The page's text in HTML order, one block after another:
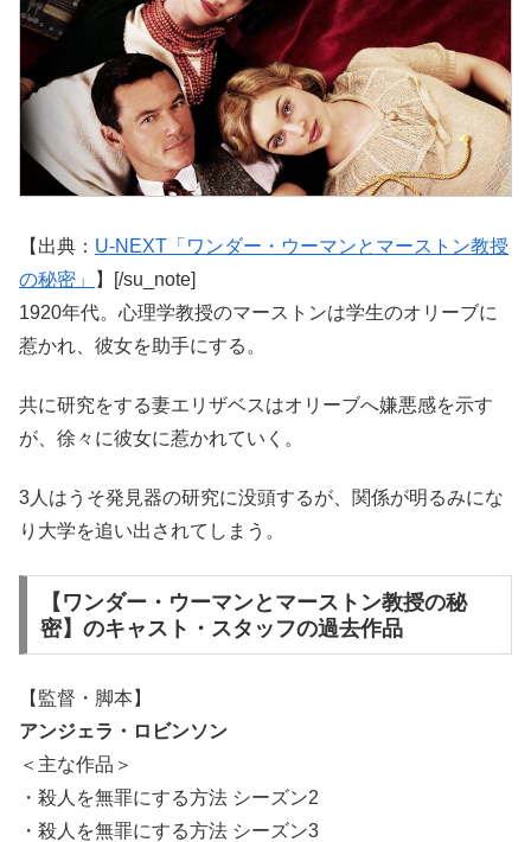
【出典： U-NEXT「ワンダー・ウーマンとマーストン教授
の秘密」
】[/su_note]
1920年代。心理学教授のマーストンは学生のオリーブに
惹かれ、彼女を助手にする。
共に研究をする妻エリザベスはオリーブへ嫌悪感を示す
が、徐々に彼女に惹かれていく。
3人はうそ発見器の研究に没頭するが、関係が明るみにな
り大学を追い出されてしまう。
【ワンダー・ウーマンとマーストン教授の秘
密】のキャスト・スタッフの過去作品
【監督・脚本】
アンジェラ・ロビンソン
＜主な作品＞
・殺人を無罪にする方法 シーズン2
・殺人を無罪にする方法 シーズン3